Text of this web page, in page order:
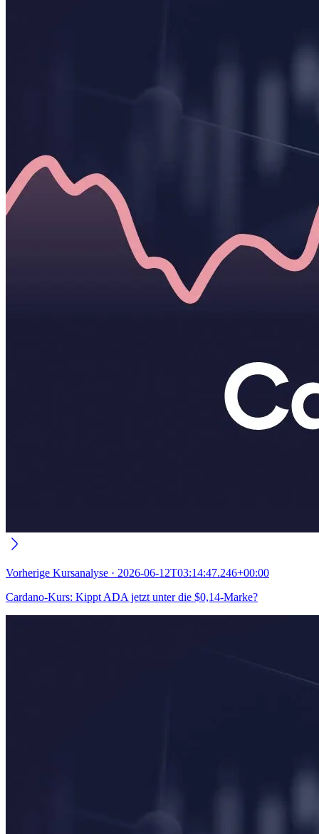
Vorherige Kursanalyse · 2026-06-12T03:14:47.246+00:00
Cardano-Kurs: Kippt ADA jetzt unter die $0,14-Marke?